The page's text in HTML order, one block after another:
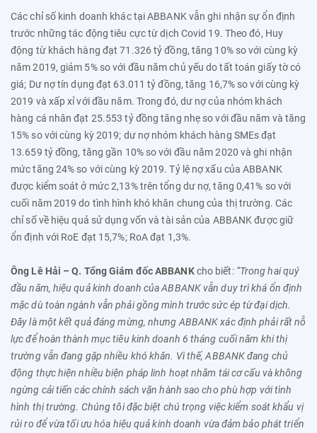
Các chỉ số kinh doanh khác tại ABBANK vẫn ghi nhận sự ổn định
trước những tác động tiêu cực từ dịch Covid 19. Theo đó, Huy
động từ khách hàng đạt 71.326 tỷ đồng, tăng 10% so với cùng kỳ
năm 2019, giảm 5% so với đầu năm chủ yếu do tất toán giấy tờ có
giá; Dư nợ tín dụng đạt 63.011 tỷ đồng, tăng 16,7% so với cùng kỳ
2019 và xấp xỉ với đầu năm. Trong đó, dư nợ của nhóm khách
hàng cá nhân đạt 25.553 tỷ đồng tăng nhẹ so với đầu năm và tăng
15% so với cùng kỳ 2019; dư nợ nhóm khách hàng SMEs đạt
13.659 tỷ đồng, tăng gần 10% so với đầu năm 2020 và ghi nhận
mức tăng 24% so với cùng kỳ 2019. Tỷ lệ nợ xấu của ABBANK
được kiểm soát ở mức 2,13% trên tổng dư nợ, tăng 0,41% so với
cuối năm 2019 do tình hình khó khăn chung của thị trường. Các
chỉ số về hiệu quả sử dụng vốn và tài sản của ABBANK được giữ
ổn định với RoE đạt 15,7%; RoA đạt 1,3%.
Ông Lê Hải – Q. Tổng Giám đốc ABBANKcho biết: “Trong hai quý
đầu năm, hiệu quả kinh doanh của ABBANK vẫn duy trì khá ổn định
mặc dù toàn ngành vẫn phải gồng mình trước sức ép từ đại dịch.
Đây là một kết quả đáng mừng, nhưng ABBANK xác định phải rất nỗ
lực để hoàn thành mục tiêu kinh doanh 6 tháng cuối năm khi thị
trường vẫn đang gặp nhiều khó khăn. Vì thế, ABBANK đang chủ
động thực hiện nhiều biện pháp linh hoạt nhằm tái cơ cấu và không
ngừng cải tiến các chính sách vận hành sao cho phù hợp với tình
hình thị trường. Chúng tôi đặc biệt chú trọng việc kiểm soát khẩu vị
rủi ro để vừa tối ưu hóa hiệu quả kinh doanh vừa đảm bảo phát triển